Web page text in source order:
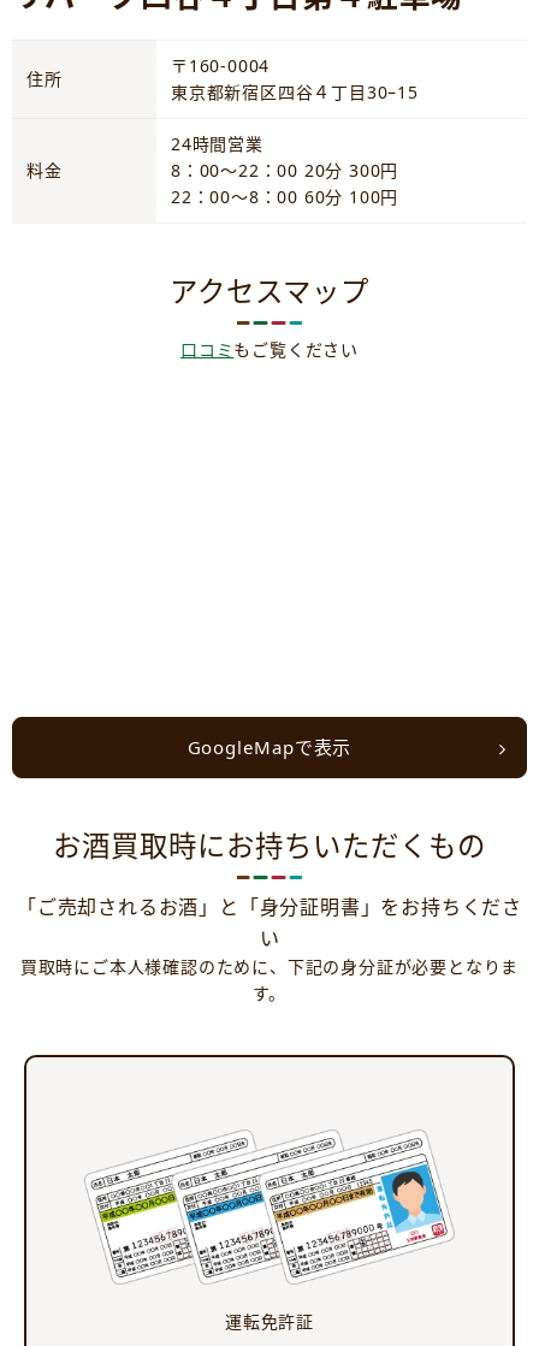
住所
〒160-0004
東京都新宿区四谷４丁目30ｰ15
料金
24時間営業
8：00～22：00 20分 300円
22：00～8：00 60分 100円
アクセスマップ
口コミもご覧ください
GoogleMapで表示
お酒買取時にお持ちいただくもの
「ご売却されるお酒」と「身分証明書」をお持ちくださ
い
買取時にご本人様確認のために、下記の身分証が必要となりま
す。
運転免許証